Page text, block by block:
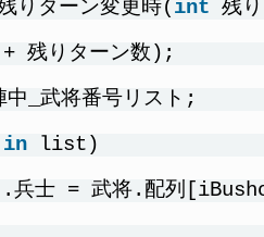
りターン変更時(int 残
+ 残りターン数);
武将番号リスト;
in list)
士 = 武将.配列